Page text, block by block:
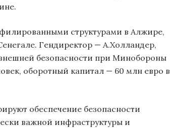
структурами в Алжире,
Гендиректор — А.Холландер,
безопасности при Минобороны
оборотный капитал — 60 млн евро в
обеспечение безопасности
важной инфраструктуры и